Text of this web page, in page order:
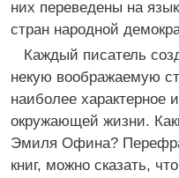
них переведены на
стран народной
Каждый писатель
некую воображаемую
наиболее характерное
окружающей жизни.
Эмиля Офина?
книг, можно сказать,